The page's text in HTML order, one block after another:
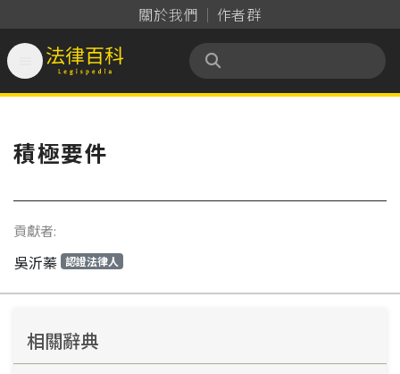
關於我們 作者群
法律百科 Legispedia
積極要件
貢獻者:
吳沂蓁 認證法律人
相關辭典